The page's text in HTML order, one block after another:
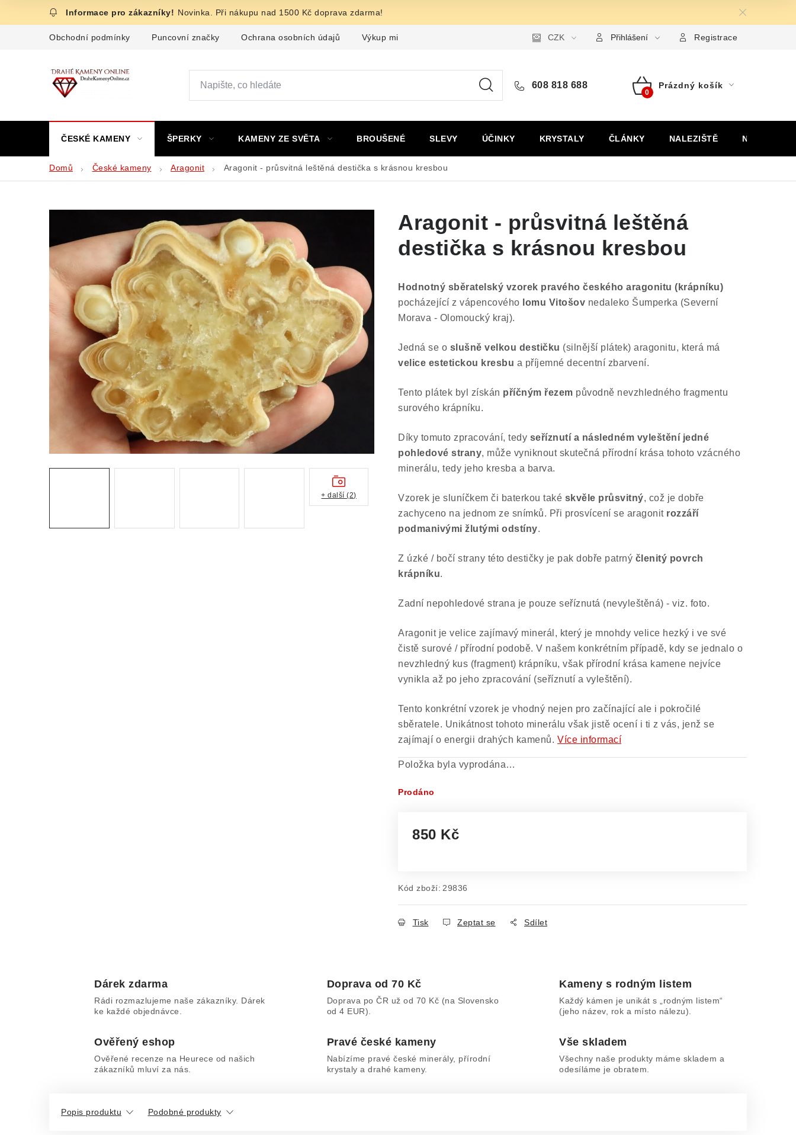
Novinka. Při nákupu nad 1500 Kč doprava zdarma!
Obchodní podmínky Puncovní značky Ochrana osobních údajů Výkup minerálů a drahých kamenů Formulář pro uplatnění reklamace Formulář pro odstoupení
CZK Přihlášení Registrace
608 818 688
Nákupní
Prázdný košík
ČESKÉ KAMENY ŠPERKY KAMENY ZE SVĚTA BROUŠENÉ SLEVY ÚČINKY KRYSTALY ČLÁNKY NALEZIŠTĚ NÁŠ PŘÍBĚH
Domů České kameny Aragonit Aragonit - průsvitná leštěná destička s krásnou kresbou
Aragonit - průsvitná leštěná
destička s krásnou kresbou
Hodnotný sběratelský vzorek pravého českého aragonitu (krápníku)
pocházející z vápencového lomu Vitošov nedaleko Šumperka (Severní
Morava - Olomoucký kraj).
Jedná se o slušně velkou destičku (silnější plátek) aragonitu, která má
velice estetickou kresbu a příjemné decentní zbarvení.
Tento plátek byl získán příčným řezem původně nevzhledného fragmentu
surového krápníku.
Díky tomuto zpracování, tedy seříznutí a následném vyleštění jedné
pohledové strany, může vyniknout skutečná přírodní krása tohoto vzácného
minerálu, tedy jeho kresba a barva.
Vzorek je sluníčkem či baterkou také skvěle průsvitný, což je dobře
zachyceno na jednom ze snímků. Při prosvícení se aragonit rozzáří
podmanivými žlutými odstíny.
Z úzké / bočí strany této destičky je pak dobře patrný členitý povrch
krápníku.
Zadní nepohledové strana je pouze seříznutá (nevyleštěná) - viz. foto.
Aragonit je velice zajímavý minerál, který je mnohdy velice hezký i ve své
čistě surové / přírodní podobě. V našem konkrétním případě, kdy se jednalo o
nevzhledný kus (fragment) krápníku, však přírodní krása kamene nejvíce
vynikla až po jeho zpracování (seříznutí a vyleštění).
Tento konkrétní vzorek je vhodný nejen pro začínající ale i pokročilé
sběratele. Unikátnost tohoto minerálu však jistě ocení i ti z vás, jenž se
zajímají o energii drahých kamenů. Více informací
Položka byla vyprodána…
Prodáno
850 Kč
Kód zboží: 29836
Tisk Zeptat se Sdílet
+ další (2)
Dárek zdarma
Rádi rozmazlujeme naše zákazníky. Dárek
ke každé objednávce.
Doprava od 70 Kč
Doprava po ČR už od 70 Kč (na Slovensko
od 4 EUR).
Kameny s rodným listem
Každý kámen je unikát s „rodným listem“
(jeho název, rok a místo nálezu).
Ověřený eshop
Ověřené recenze na Heurece od našich
zákazníků mluví za nás.
Pravé české kameny
Nabízíme pravé české minerály, přírodní
krystaly a drahé kameny.
Vše skladem
Všechny naše produkty máme skladem a
odesíláme je obratem.
Popis produktu Podobné produkty